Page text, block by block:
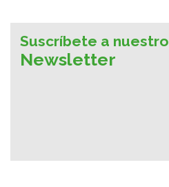
Suscríbete a nuestro
Newsletter